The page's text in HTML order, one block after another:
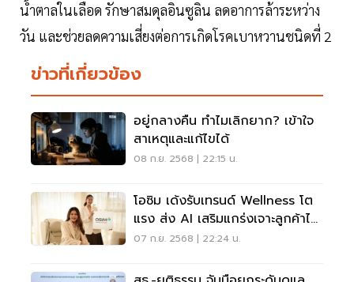
น้ำตาลในเลือด รักษาสมดุลอินซูลิน ลดอาการล้าระหว่าง
วัน และช่วยลดความเสี่ยงต่อการเกิดโรคเบาหวานชนิดที่ 2
ข่าวที่เกี่ยวข้อง
อยู่กลางคืน ทำไมเลิกยาก? เข้าใจ
สาเหตุและแก้ไขได้
08 ก.ย. 2568 | 22:15 น.
โอซิม เด้งรับเทรนด์ Wellness โต
แรง ส่ง AI เสริมแกร่งเจาะลูกค้าไฮ
เอนด์
07 ก.ย. 2568 | 22:24 น.